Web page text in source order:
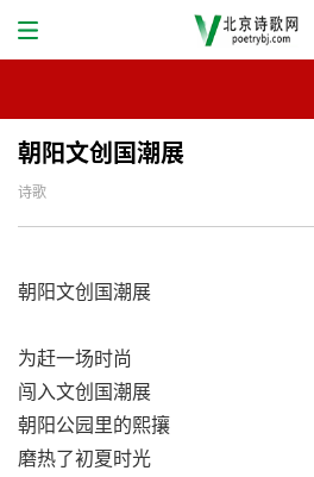
朝阳文创国潮展
诗歌
朝阳文创国潮展
为赶一场时尚
闯入文创国潮展
朝阳公园里的熙攘
磨热了初夏时光